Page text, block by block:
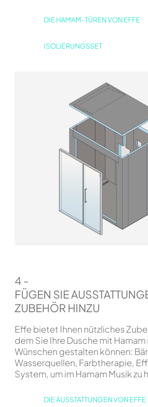
DIE HAMAM-TÜREN VON EFFE
ISOLIERUNGSSET
4 -
FÜGEN SIE
ZUBEHÖR HINZU
Effe bietet Ihnen nützliches
dem Sie Ihre Dusche mit Hamam
Wünschen gestalten können:
Wasserquellen, Farbtherapie,
System, um im Hamam Musik zu
DIE AUSSTATTUNGEN VON EFFE